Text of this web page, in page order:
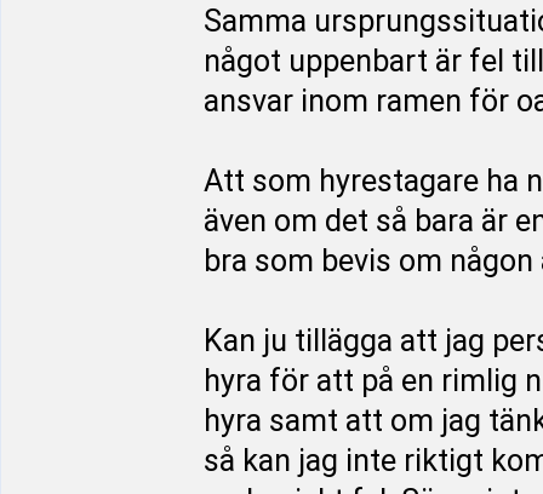
Samma
något uppenbart är fel
ansvar inom ramen för
Att som hyrestagare ha
även om det så bara är
bra som bevis om
Kan ju tillägga att jag
hyra för att på en rimlig
hyra samt att om jag
så kan jag inte riktigt